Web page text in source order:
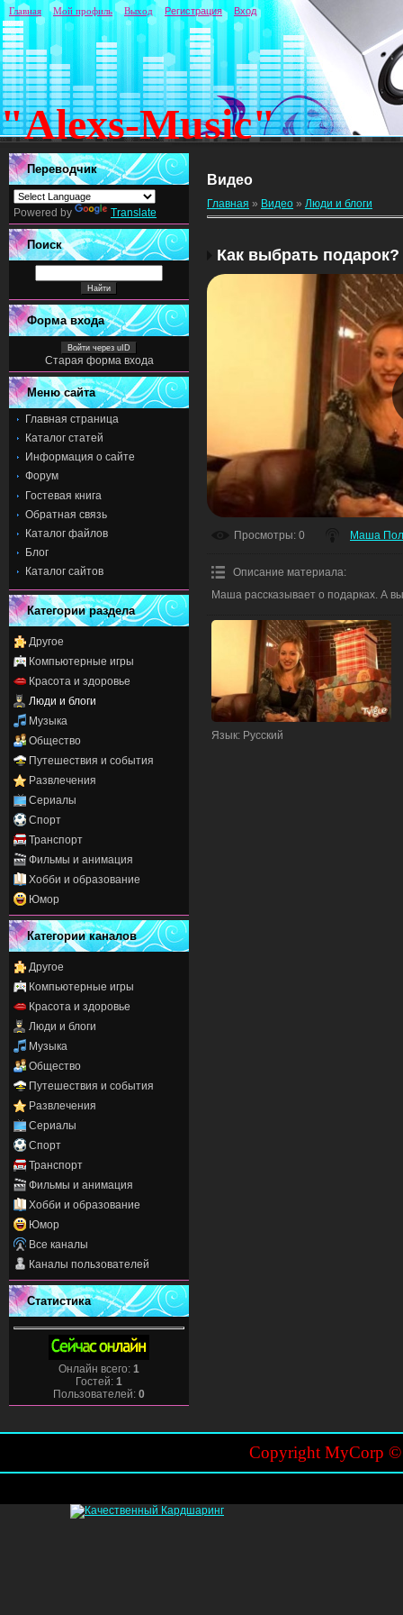
"Alexs-Music"
Главная Мой профиль Выход Регистрация Вход
Переводчик
Powered by Translate
Поиск
Форма входа
Войти через uID
Старая форма входа
Меню сайта
Главная страница
Каталог статей
Информация о сайте
Форум
Гостевая книга
Обратная связь
Каталог файлов
Блог
Каталог сайтов
Категории раздела
Другое
Компьютерные игры
Красота и здоровье
Люди и блоги
Музыка
Общество
Путешествия и события
Развлечения
Сериалы
Спорт
Транспорт
Фильмы и анимация
Хобби и образование
Юмор
Категории каналов
Другое
Компьютерные игры
Красота и здоровье
Люди и блоги
Музыка
Общество
Путешествия и события
Развлечения
Сериалы
Спорт
Транспорт
Фильмы и анимация
Хобби и образование
Юмор
Все каналы
Каналы пользователей
Статистика
Онлайн всего: 1
Гостей: 1
Пользователей: 0
Видео
Главная » Видео » Люди и блоги
Как выбрать подарок?
Просмотры: 0 Маша
Описание материала:
Маша рассказывает о подарках. А
Язык: Русский
Copyright MyCorp